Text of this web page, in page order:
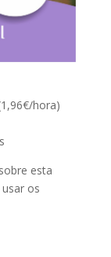
hora)
esta
os